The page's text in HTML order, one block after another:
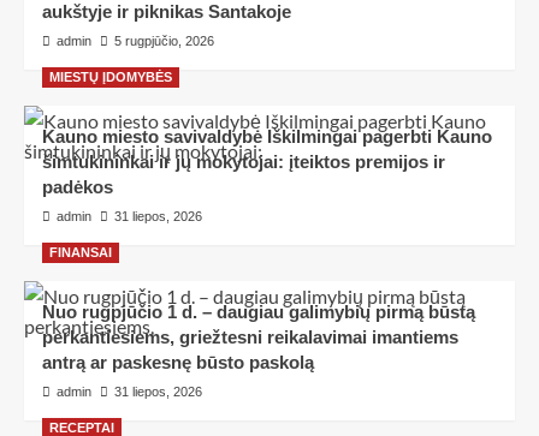
aukštyje ir piknikas Santakoje
admin 5 rugpjūčio, 2026
MIESTŲ ĮDOMYBĖS
Kauno miesto savivaldybė Iškilmingai pagerbti Kauno
šimtukininkai ir jų mokytojai: įteiktos premijos ir
padėkos
admin 31 liepos, 2026
FINANSAI
Nuo rugpjūčio 1 d. – daugiau galimybių pirmą būstą
perkantiesiems, griežtesni reikalavimai imantiems
antrą ar paskesnę būsto paskolą
admin 31 liepos, 2026
RECEPTAI